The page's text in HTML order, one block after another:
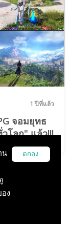
1 ปีที่แล้ว
จอมยุทธ
โลก" แล้ว!!!
น
ง
ตกลง